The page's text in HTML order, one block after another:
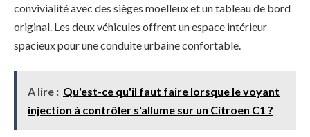
convivialité avec des sièges moelleux et un tableau de bord
original. Les deux véhicules offrent un espace intérieur
spacieux pour une conduite urbaine confortable.
A lire : Qu'est-ce qu'il faut faire lorsque le voyant
injection à contrôler s'allume sur un Citroen C1 ?